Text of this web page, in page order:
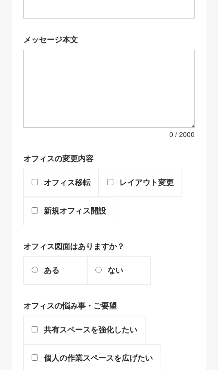
メッセージ本文
0
オフィスの変更内容
オフィス移転 レイアウト変更
新規オフィス開設
オフィス図面はありますか？
ある ない
オフィスの悩み事・ご要望
共有スペースを強化したい
個人の作業スペースを広げたい